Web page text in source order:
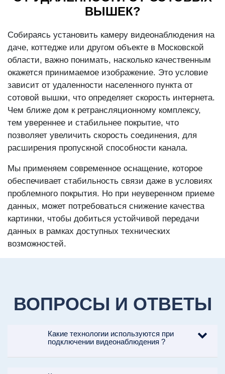
ВЫШЕК?
Собираясь установить камеру видеонаблюдения на
даче, коттедже или другом объекте в Московской
области, важно понимать, насколько качественным
окажется принимаемое изображение. Это условие
зависит от удаленности населенного пункта от
сотовой вышки, что определяет скорость интернета.
Чем ближе дом к ретрансляционному комплексу,
тем увереннее и стабильнее покрытие, что
позволяет увеличить скорость соединения, для
расширения пропускной способности канала.
Мы применяем современное оснащение, которое
обеспечивает стабильность связи даже в условиях
проблемного покрытия. Но при неуверенном приеме
данных, может потребоваться снижение качества
картинки, чтобы добиться устойчивой передачи
данных в рамках доступных технических
возможностей.
ВОПРОСЫ И ОТВЕТЫ
Какие технологии используются при
подключении видеонаблюдения ?